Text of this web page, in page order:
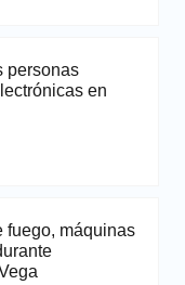
personas
en
fuego, máquinas